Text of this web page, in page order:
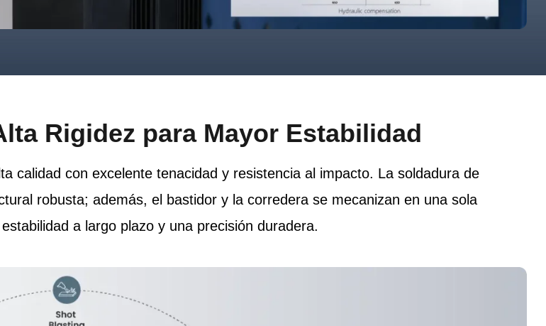
Rigidez para Mayor Estabilidad
calidad con excelente tenacidad y resistencia al impacto. La soldadura de
robusta; además, el bastidor y la corredera se mecanizan en una sola
a largo plazo y una precisión duradera.